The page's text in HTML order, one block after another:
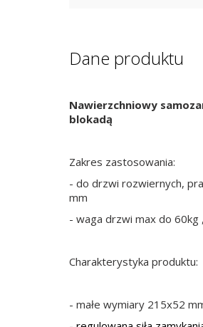
Dane produktu
Nawierzchniowy
blokadą
Zakres zastosowania:
- do drzwi rozwiernych,
mm
- waga drzwi max do
Charakterystyka produktu:
- małe wymiary 215x52